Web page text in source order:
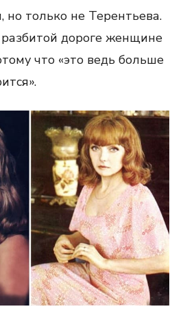
но только не Терентьева.
дороге женщине
что «это ведь больше